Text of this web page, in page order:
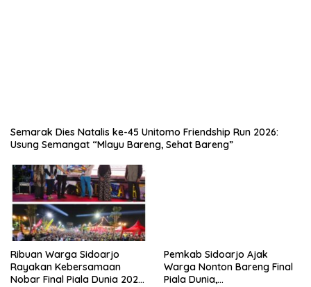
Semarak Dies Natalis ke-45 Unitomo Friendship Run 2026:
Usung Semangat “Mlayu Bareng, Sehat Bareng”
Ribuan Warga Sidoarjo
Rayakan Kebersamaan
Nobar Final Piala Dunia 2026
Pemkab Sidoarjo Ajak
Warga Nonton Bareng Final
Piala Dunia,